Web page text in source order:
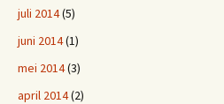
juli 2014(5)
juni 2014(1)
mei 2014(3)
april 2014(2)